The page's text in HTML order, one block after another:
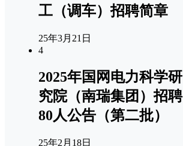
工（调车）招聘简章
25年3月21日
4
2025年国网电力科学研
究院（南瑞集团）招聘
80人公告（第二批）
25年2月18日